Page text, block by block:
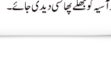
کو بھلے پھانسی دیدی جائے۔